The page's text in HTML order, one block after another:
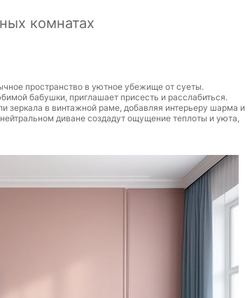
комнатах
пространство в уютное убежище от суеты.
бабушки, приглашает присесть и расслабиться.
зеркала в винтажной раме, добавляя интерьеру шарма и
диване создадут ощущение теплоты и уюта,